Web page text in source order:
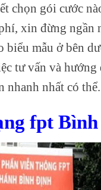
chọn gói cước
xin đừng
biểu mẫu ở bên
tư vấn và
nhất có thể.
fpt